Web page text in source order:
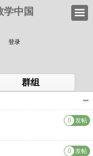
学中国
登录
群组
发帖
0
发帖
0